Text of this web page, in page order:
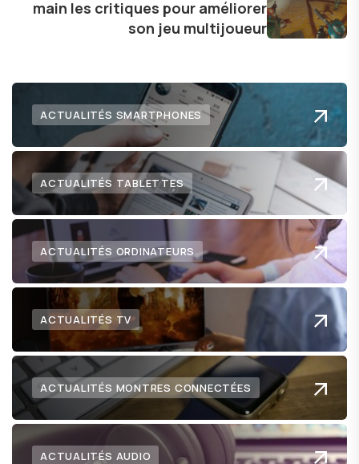
lecteurs un aperçu captivant de ce que le futur
numérique nous réserve.
main les critiques pour améliorer
son jeu multijoueur
ACTUALITÉS SMARTPHONES
ACTUALITÉS TABLETTES
ACTUALITÉS ORDINATEURS
ACTUALITÉS TV
ACTUALITÉS MONTRES CONNECTÉES
ACTUALITÉS AUDIO